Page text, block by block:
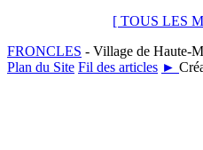
[ TOUS LES
FRONCLES - Village de Haute-
Plan du Site Fil des articles ►